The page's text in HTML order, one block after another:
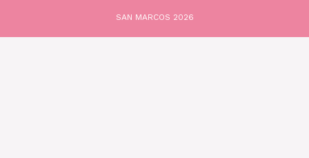
SAN MARCOS 2026